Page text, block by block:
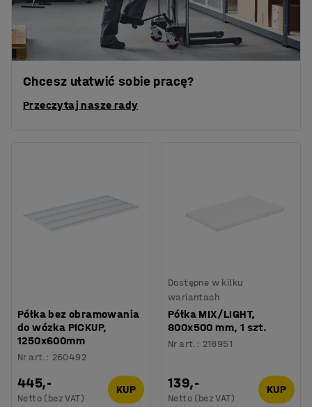
Chcesz ułatwić sobie pracę?
Przeczytaj nasze rady
Półka bez obramowania
do wózka PICKUP,
1250x600mm
Nr art. : 260492
445,-
Netto (bez VAT)
KUP
Dostępne w kilku
wariantach
Półka MIX/LIGHT,
800x500 mm, 1 szt.
Nr art. : 218951
139,-
Netto (bez VAT)
KUP